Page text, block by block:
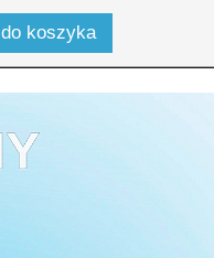
Zarejestruj się
do koszyka